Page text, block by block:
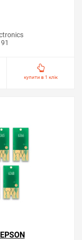
купити в 1 клік